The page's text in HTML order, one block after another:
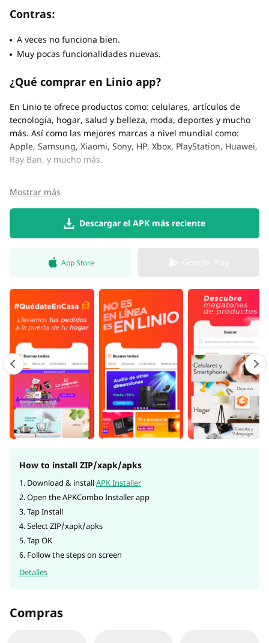
Contras:
A veces no funciona bien.
Muy pocas funcionalidades nuevas.
¿Qué comprar en Linio app?
En Linio te ofrece productos como: celulares, artículos de
tecnología, hogar, salud y belleza, moda, deportes y mucho
más. Así como las mejores marcas a nivel mundial como:
Apple, Samsung, Xiaomi, Sony, HP, Xbox, PlayStation, Huawei,
Ray Ban, y mucho más.
Mostrar más
Descargar el APK más reciente
App Store
How to install ZIP/xapk/apks
1. Download & installAPK Installer
2. Open the APKCombo Installer app
3. Tap Install
4. Select ZIP/xapk/apks
5. Tap OK
6. Follow the steps on screen
Detalles
Compras